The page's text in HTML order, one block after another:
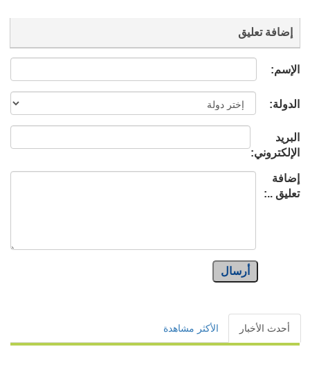
إضافة تعليق
الإسم:
الدولة:
البريد
الإلكتروني:
إضافة
تعليق ..:
أرسال
أحدث الأخبار الأكثر مشاهدة